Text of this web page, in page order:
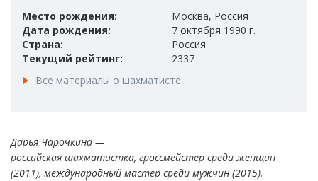
Место рождения:
Москва, Россия
Дата рождения:
7 октября 1990 г.
Страна:
Россия
Текущий рейтинг:
2337
Все материалы о шахматисте
Дарья Чарочкина —
российская шахматистка, гроссмейстер среди женщин
(2011), международный мастер среди мужчин (2015).